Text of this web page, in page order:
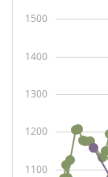
1100
1200
1300
1400
1500